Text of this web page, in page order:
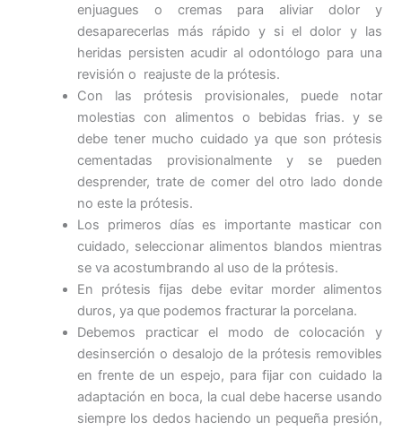
enjuagues o cremas para aliviar dolor y
desaparecerlas más rápido y si el dolor y las
heridas persisten acudir al odontólogo para una
revisión o reajuste de la prótesis.
Con las prótesis provisionales, puede notar
molestias con alimentos o bebidas frias. y se
debe tener mucho cuidado ya que son prótesis
cementadas provisionalmente y se pueden
desprender, trate de comer del otro lado donde
no este la prótesis.
Los primeros días es importante masticar con
cuidado, seleccionar alimentos blandos mientras
se va acostumbrando al uso de la prótesis.
En prótesis fijas debe evitar morder alimentos
duros, ya que podemos fracturar la porcelana.
Debemos practicar el modo de colocación y
desinserción o desalojo de la prótesis removibles
en frente de un espejo, para fijar con cuidado la
adaptación en boca, la cual debe hacerse usando
siempre los dedos haciendo un pequeña presión,